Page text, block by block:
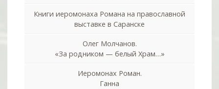
Книги иеромонаха Романа на православной
выставке в Саранске
Олег Молчанов.
«За родником — белый Храм…»
Иеромонах Роман.
Ганна